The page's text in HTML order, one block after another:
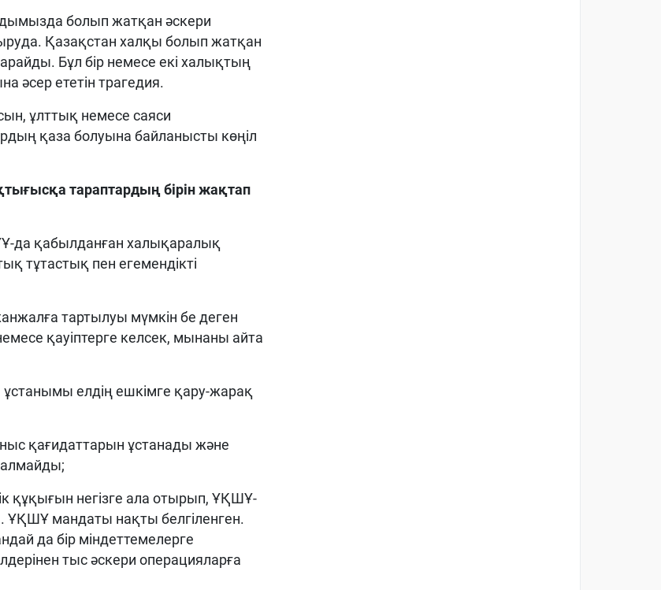
болып жатқан әскери
Қазақстан халқы болып жатқан
Бұл бір немесе екі халықтың
әсер ететін трагедия.
ұлттық немесе саяси
қаза болуына байланысты көңіл
тараптардың бірін жақтап
да қабылданған халықаралық
тұтастық пен егемендікті
тартылуы мүмкін бе деген
қауіптерге келсек, мынаны айта
ұстанымы елдің ешкімге қару-жарақ
қағидаттарын ұстанады және
құқығын негізге ала отырып, ҰҚШҰ-
ҰҚШҰ мандаты нақты белгіленген.
да бір міндеттемелерге
тыс әскери операцияларға